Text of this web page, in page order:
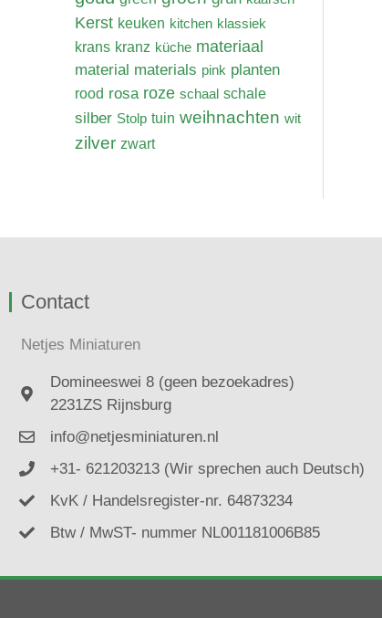
Kerst keuken kitchen klassiek
krans kranz küche materiaal
material materials pink planten
rood rosa roze schaal schale
silber Stolp tuin weihnachten wit
zilver zwart
Contact
Netjes Miniaturen
Domineeswei 8 (geen bezoekadres)
2231ZS Rijnsburg
info@netjesminiaturen.nl
+31- 621203213 (Wir sprechen auch Deutsch)
KvK / Handelsregister-nr. 64873234
Btw / MwST- nummer NL001181006B85